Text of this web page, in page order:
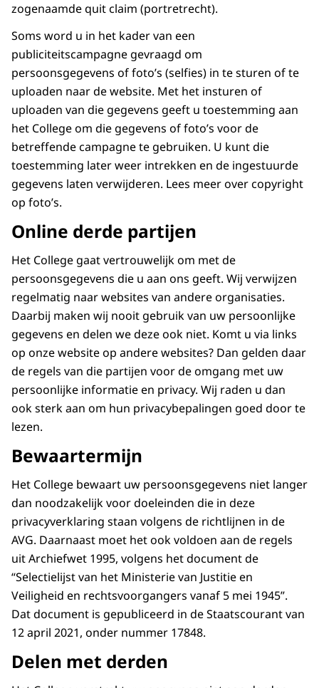
zogenaamde quit claim (portretrecht).
Soms word u in het kader van een
publiciteitscampagne gevraagd om
persoonsgegevens of foto’s (selfies) in te sturen of te
uploaden naar de website. Met het insturen of
uploaden van die gegevens geeft u toestemming aan
het College om die gegevens of foto’s voor de
betreffende campagne te gebruiken. U kunt die
toestemming later weer intrekken en de ingestuurde
gegevens laten verwijderen. Lees meer over copyright
op foto’s.
Online derde partijen
Het College gaat vertrouwelijk om met de
persoonsgegevens die u aan ons geeft. Wij verwijzen
regelmatig naar websites van andere organisaties.
Daarbij maken wij nooit gebruik van uw persoonlijke
gegevens en delen we deze ook niet. Komt u via links
op onze website op andere websites? Dan gelden daar
de regels van die partijen voor de omgang met uw
persoonlijke informatie en privacy. Wij raden u dan
ook sterk aan om hun privacybepalingen goed door te
lezen.
Bewaartermijn
Het College bewaart uw persoonsgegevens niet langer
dan noodzakelijk voor doeleinden die in deze
privacyverklaring staan volgens de richtlijnen in de
AVG. Daarnaast moet het ook voldoen aan de regels
uit Archiefwet 1995, volgens het document de
“Selectielijst van het Ministerie van Justitie en
Veiligheid en rechtsvoorgangers vanaf 5 mei 1945”.
Dat document is gepubliceerd in de Staatscourant van
12 april 2021, onder nummer 17848.
Delen met derden